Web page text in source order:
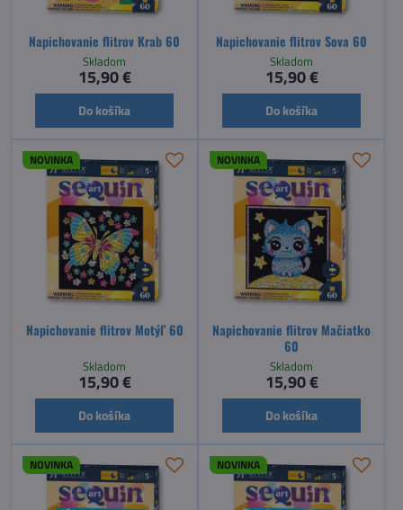
Napichovanie flitrov Krab 60
Skladom
15,90 €
Do košíka
Napichovanie flitrov Sova 60
Skladom
15,90 €
Do košíka
NOVINKA
Napichovanie flitrov Motýľ 60
Skladom
15,90 €
Do košíka
NOVINKA
Napichovanie flitrov Mačiatko
60
Skladom
15,90 €
Do košíka
NOVINKA NOVINKA